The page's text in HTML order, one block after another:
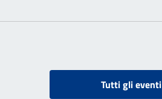
Tutti gli eventi